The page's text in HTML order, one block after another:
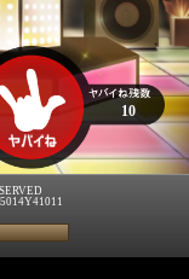
10